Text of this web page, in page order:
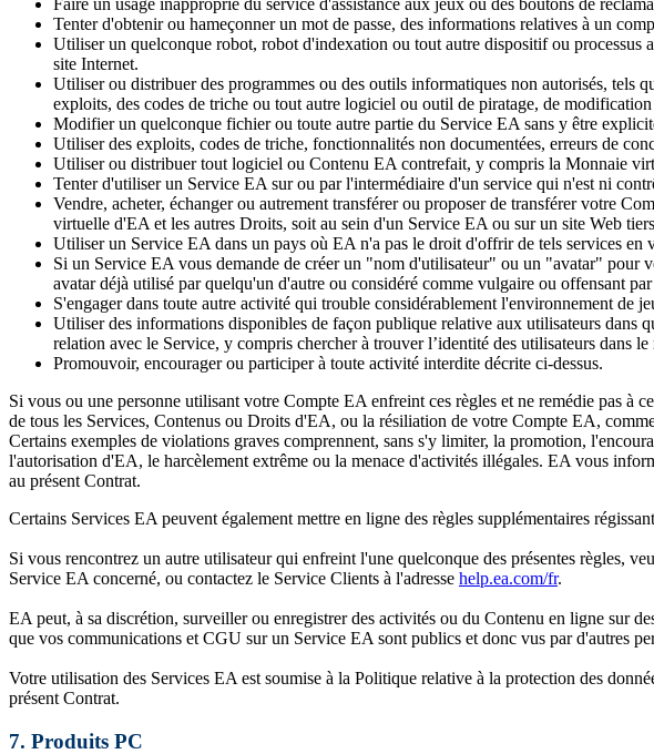
Faire un usage inapproprié du service d'assistance aux jeux ou des boutons de
Tenter d'obtenir ou hameçonner un mot de passe, des informations relatives à un
Utiliser un quelconque robot, robot d'indexation ou tout autre dispositif ou processus
site Internet.
Utiliser ou distribuer des programmes ou des outils informatiques non autorisés,
exploits, des codes de triche ou tout autre logiciel ou outil de piratage, de
Modifier un quelconque fichier ou toute autre partie du Service EA sans y être
Utiliser des exploits, codes de triche, fonctionnalités non documentées, erreurs de
Utiliser ou distribuer tout logiciel ou Contenu EA contrefait, y compris la Monnaie
Tenter d'utiliser un Service EA sur ou par l'intermédiaire d'un service qui n'est ni
Vendre, acheter, échanger ou autrement transférer ou proposer de transférer votre
virtuelle d'EA et les autres Droits, soit au sein d'un Service EA ou sur un site Web
Utiliser un Service EA dans un pays où EA n'a pas le droit d'offrir de tels services en
Si un Service EA vous demande de créer un "nom d'utilisateur" ou un "avatar" pour
avatar déjà utilisé par quelqu'un d'autre ou considéré comme vulgaire ou offensant
S'engager dans toute autre activité qui trouble considérablement l'environnement de
Utiliser des informations disponibles de façon publique relative aux utilisateurs dans
relation avec le Service, y compris chercher à trouver l’identité des utilisateurs dans le
Promouvoir, encourager ou participer à toute activité interdite décrite ci-dessus.
Si vous ou une personne utilisant votre Compte EA enfreint ces règles et ne remédie pas à
de tous les Services, Contenus ou Droits d'EA, ou la résiliation de votre Compte EA,
Certains exemples de violations graves comprennent, sans s'y limiter, la promotion,
l'autorisation d'EA, le harcèlement extrême ou la menace d'activités illégales. EA vous
au présent Contrat.
Certains Services EA peuvent également mettre en ligne des règles supplémentaires
Si vous rencontrez un autre utilisateur qui enfreint l'une quelconque des présentes règles,
Service EA concerné, ou contactez le Service Clients à l'adresse help.ea.com/fr.
EA peut, à sa discrétion, surveiller ou enregistrer des activités ou du Contenu en ligne sur
que vos communications et CGU sur un Service EA sont publics et donc vus par d'autres
Votre utilisation des Services EA est soumise à la Politique relative à la protection des
présent Contrat.
7. Produits PC